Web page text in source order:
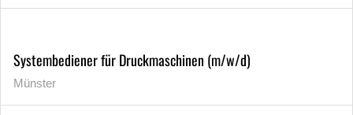
Systembediener für Druckmaschinen (m/w/d)
Münster